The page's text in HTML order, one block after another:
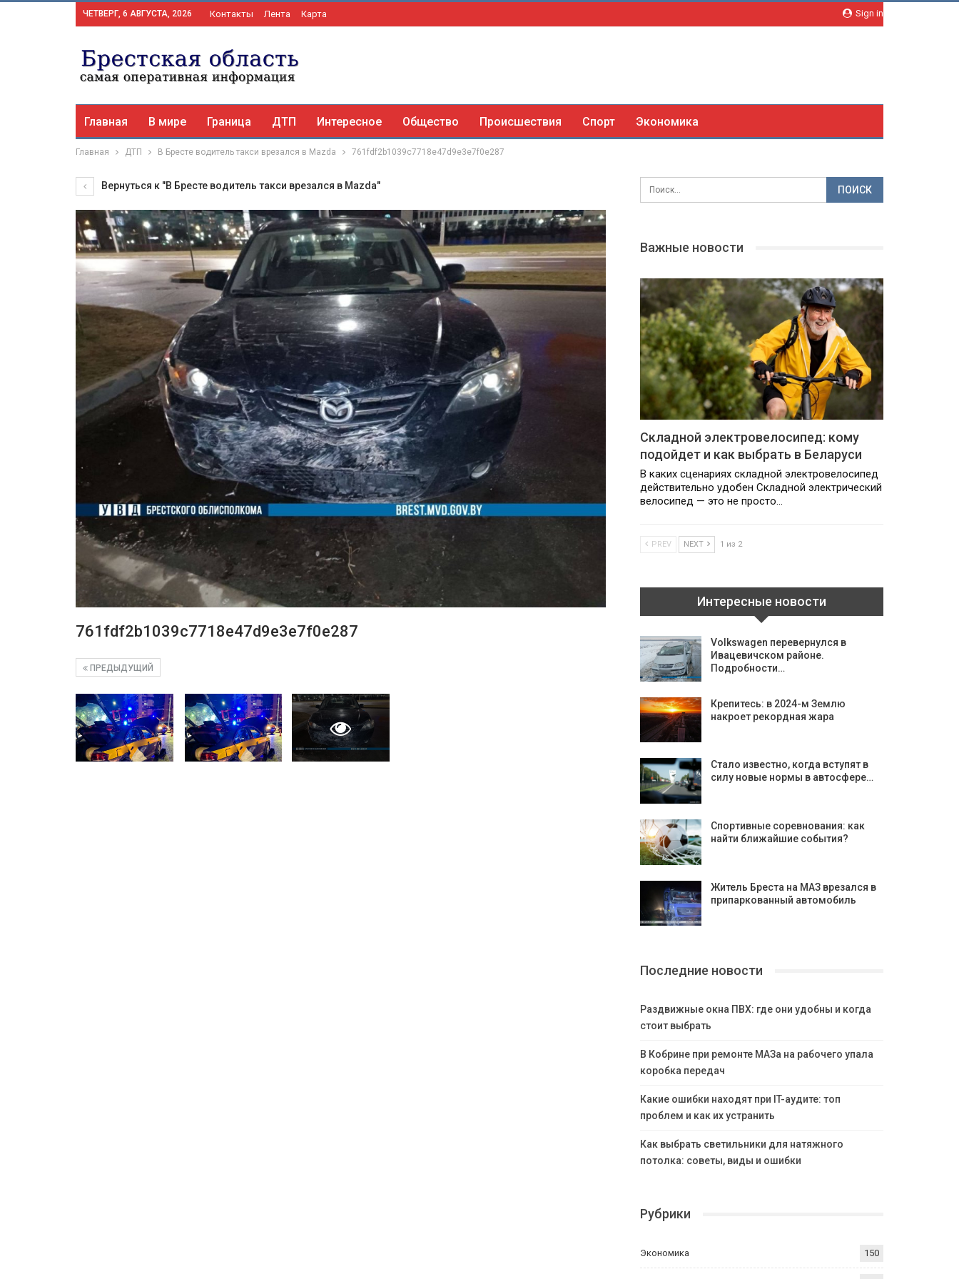
Sign in
ЧЕТВЕРГ, 6 АВГУСТА, 2026 Контакты Лента Карта
Главная В мире Граница ДТП Интересное Общество Происшествия Спорт Экономика
Главная ДТП В Бресте водитель такси врезался в Mazda 761fdf2b1039c7718e47d9e3e7f0e287
Вернуться к "В Бресте водитель такси врезался в Mazda"
761fdf2b1039c7718e47d9e3e7f0e287
ПРЕДЫДУЩИЙ
Важные новости
Складной электровелосипед: кому
подойдет и как выбрать в Беларуси
В каких сценариях складной электровелосипед
действительно удобен Складной электрический
велосипед — это не просто…
PREV NEXT 1 из 2
Интересные новости
Volkswagen перевернулся в
Ивацевичском районе.
Подробности…
Крепитесь: в 2024-м Землю
накроет рекордная жара
Стало известно, когда вступят в
силу новые нормы в автосфере…
Спортивные соревнования: как
найти ближайшие события?
Житель Бреста на МАЗ врезался в
припаркованный автомобиль
Последние новости
Раздвижные окна ПВХ: где они удобны и когда
стоит выбрать
В Кобрине при ремонте МАЗа на рабочего упала
коробка передач
Какие ошибки находят при IT-аудите: топ
проблем и как их устранить
Как выбрать светильники для натяжного
потолка: советы, виды и ошибки
Рубрики
Экономика 150